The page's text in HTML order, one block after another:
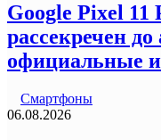
Google Pixel
рассекречен
официальные
Смартфоны
06.08.2026